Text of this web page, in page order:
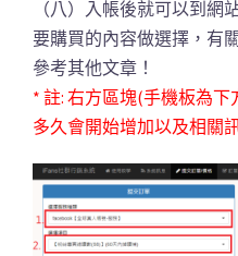
（八）入帳後就可以到網
要購買的內容做選擇，有
參考其他文章！
* 註: 右方區塊(手機板為
多久會開始增加以及相關